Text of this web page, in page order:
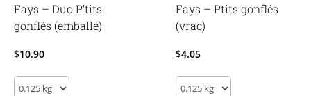
Fays – Duo P’tits
gonflés (emballé)
$10.90
Fays
Fays – Ptits gonflés
(vrac)
$4.05
Fays